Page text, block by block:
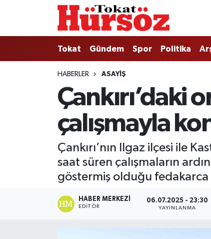
Tokat Gündem Spor Politika
HABERLER ASAYIŞ
Çankırı’daki
çalışmayla
Çankırı’nın Ilgaz ilçesi ile
saat süren çalışmaların
göstermiş olduğu fedakarca
HABER MERKEZI
EDITÖR
06.07.2025 - 23:30
YAYINLANMA
Tokat
Türkiye Gündemi
Gündem
Politika
Nöbetçi Eczaneler
Hava Durumu
Tokat Namaz Vakitleri
Trafik Durumu
Tüm Manşetler